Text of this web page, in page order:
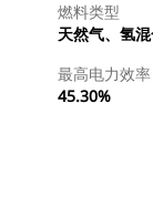
燃料类型
天然气、氢
最高电力效率
45.30%